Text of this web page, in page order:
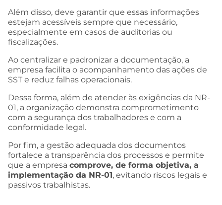
Além disso, deve garantir que essas informações
estejam acessíveis sempre que necessário,
especialmente em casos de auditorias ou
fiscalizações.
Ao centralizar e padronizar a documentação, a
empresa facilita o acompanhamento das ações de
SST e reduz falhas operacionais.
Dessa forma, além de atender às exigências da NR-
01, a organização demonstra comprometimento
com a segurança dos trabalhadores e com a
conformidade legal.
Por fim, a gestão adequada dos documentos
fortalece a transparência dos processos e permite
que a empresa comprove, de forma objetiva, a
implementação da NR-01, evitando riscos legais e
passivos trabalhistas.